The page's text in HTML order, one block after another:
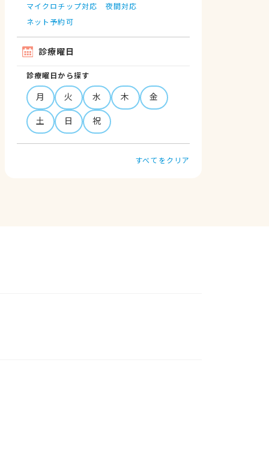
マイクロチップ対応
夜間対応
ネット予約可
診療曜日
診療曜日から探す
月 火 水 木
金
土
日 祝
すべてをクリア